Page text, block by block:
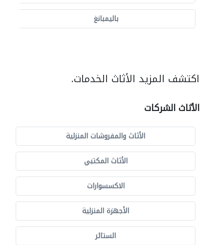
باليمبانغ
اكتشف المزيد الأثاث الخدمات.
الأثاث الشركات
الأثاث والمفروشات المنزلية
الأثاث المكتبي
الاكسسوارات
الأجهزة المنزلية
الستائر